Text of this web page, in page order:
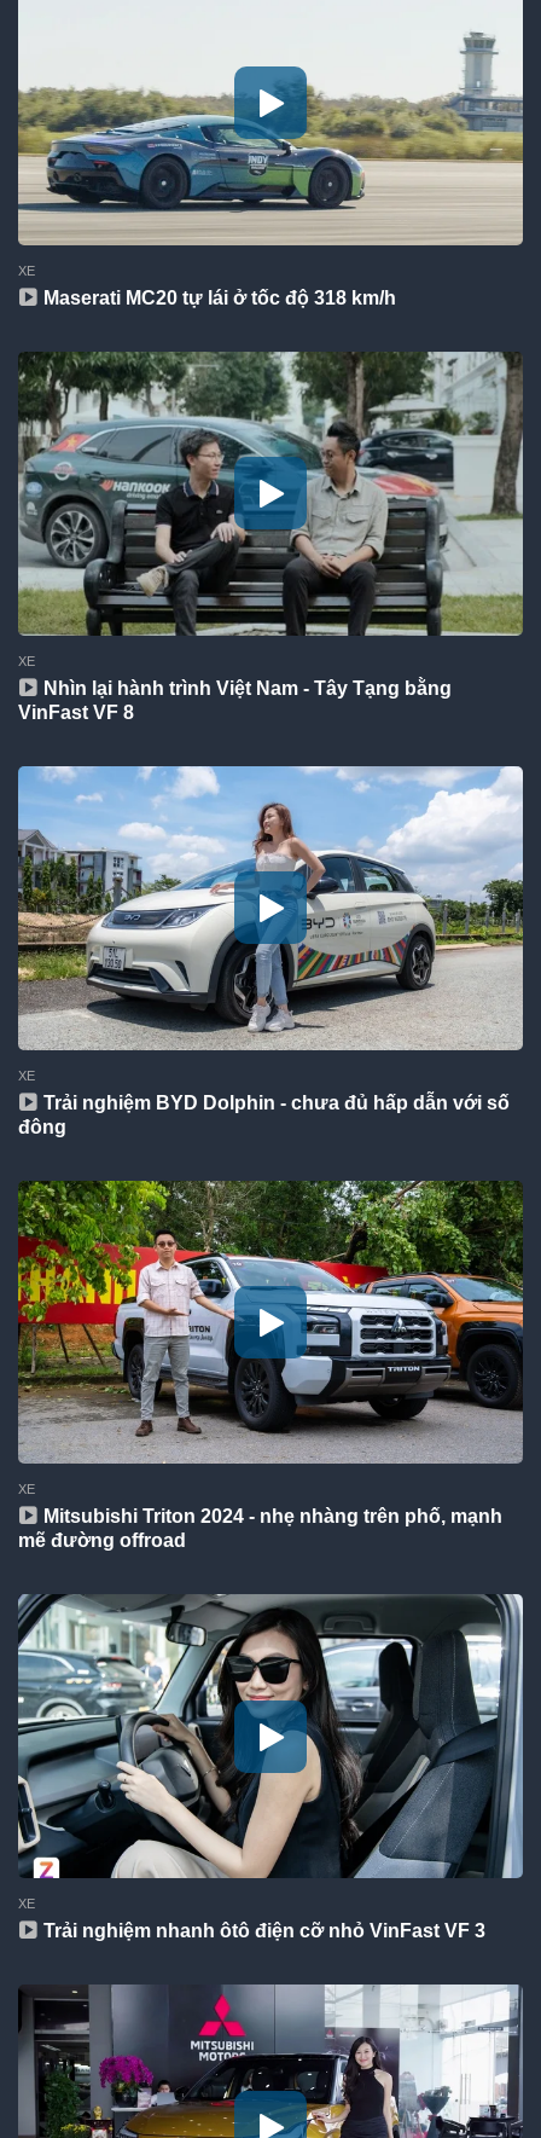
XE
Maserati MC20 tự lái ở tốc độ 318 km/h
XE
Nhìn lại hành trình Việt Nam - Tây Tạng bằng
VinFast VF 8
XE
Trải nghiệm BYD Dolphin - chưa đủ hấp dẫn với số
đông
XE
Mitsubishi Triton 2024 - nhẹ nhàng trên phố, mạnh
mẽ đường offroad
XE
Trải nghiệm nhanh ôtô điện cỡ nhỏ VinFast VF 3